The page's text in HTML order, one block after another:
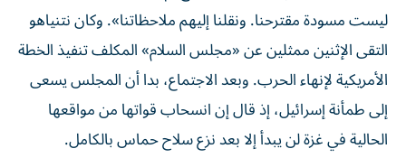
ليست مسودة مقترحنا. ونقلنا إليهم ملاحظاتنا». وكان نتنياهو
التقى الإثنين ممثلين عن «مجلس السلام» المكلف تنفيذ الخطة
الأمريكية لإنهاء الحرب. وبعد الاجتماع، بدا أن المجلس يسعى
إلى طمأنة إسرائيل، إذ قال إن انسحاب قواتها من مواقعها
الحالية في غزة لن يبدأ إلا بعد نزع سلاح حماس بالكامل.